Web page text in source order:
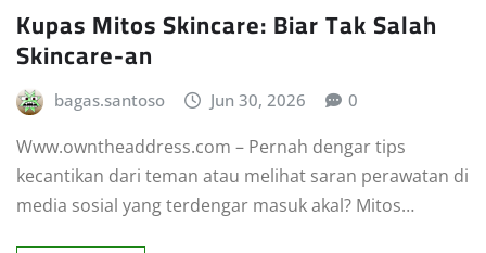
Kupas Mitos Skincare: Biar Tak Salah
Skincare-an
bagas.santoso Jun 30, 2026 0
Www.owntheaddress.com – Pernah dengar tips
kecantikan dari teman atau melihat saran perawatan di
media sosial yang terdengar masuk akal? Mitos…